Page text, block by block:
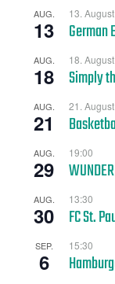
AUG.
13
13. August
German
AUG.
18
18.
Simply
AUG.
21
21.
AUG.
29
19:00
AUG.
30
13:30
FC St.
SEP.
6
15:30